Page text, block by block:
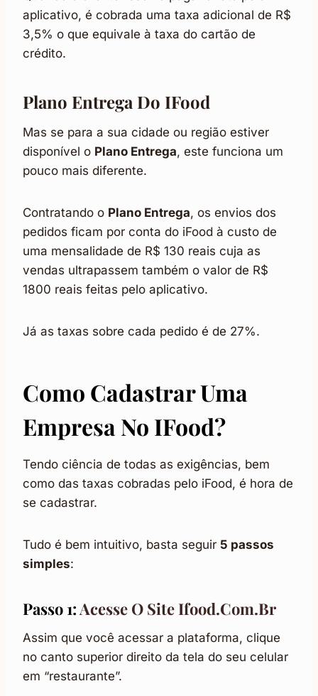
aplicativo, é cobrada uma taxa adicional de R$
3,5% o que equivale à taxa do cartão de
crédito.
Plano Entrega Do IFood
Mas se para a sua cidade ou região estiver
disponível o Plano Entrega, este funciona um
pouco mais diferente.
Contratando o Plano Entrega, os envios dos
pedidos ficam por conta do iFood à custo de
uma mensalidade de R$ 130 reais cuja as
vendas ultrapassem também o valor de R$
1800 reais feitas pelo aplicativo.
Já as taxas sobre cada pedido é de 27%.
Como Cadastrar Uma
Empresa No IFood?
Tendo ciência de todas as exigências, bem
como das taxas cobradas pelo iFood, é hora de
se cadastrar.
Tudo é bem intuitivo, basta seguir 5 passos
simples:
Passo 1:Acesse O Site Ifood.com.br
Assim que você acessar a plataforma, clique
no canto superior direito da tela do seu celular
em “restaurante”.